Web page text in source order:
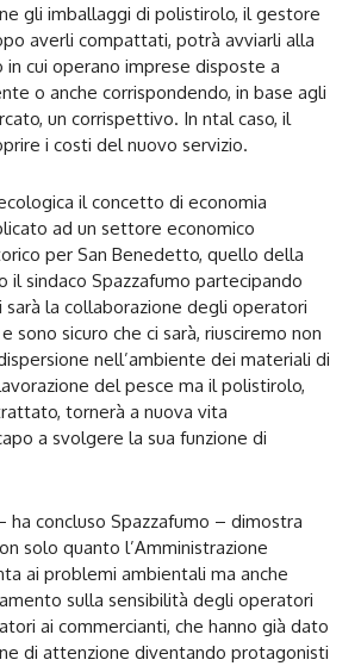
gli imballaggi di polistirolo, il gestore
averli compattati, potrà avviarli alla
cui operano imprese disposte a
o anche corrispondendo, in base agli
un corrispettivo. In ntal caso, il
i costi del nuovo servizio.
il concetto di economia
ad un settore economico
per San Benedetto, quello della
sindaco Spazzafumo partecipando
sarà la collaborazione degli operatori
sono sicuro che ci sarà, riusciremo non
nell’ambiente dei materiali di
del pesce ma il polistirolo,
tornerà a nuova vita
a svolgere la sua funzione di
ha concluso Spazzafumo – dimostra
solo quanto l’Amministrazione
ai problemi ambientali ma anche
sulla sensibilità degli operatori
ai commercianti, che hanno già dato
di attenzione diventando protagonisti